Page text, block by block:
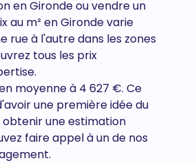
en Gironde ou vendre un
au m² en Gironde varie
rue à l'autre dans les zones
tous les prix
moyenne à 4 627 €. Ce
une première idée du
une estimation
faire appel à un de nos